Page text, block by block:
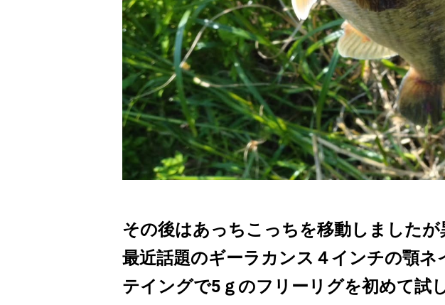
その後はあっちこっちを移動しましたが
最近話題のギーラカンス４インチの顎ネ
テイングで5ｇのフリーリグを初めて試